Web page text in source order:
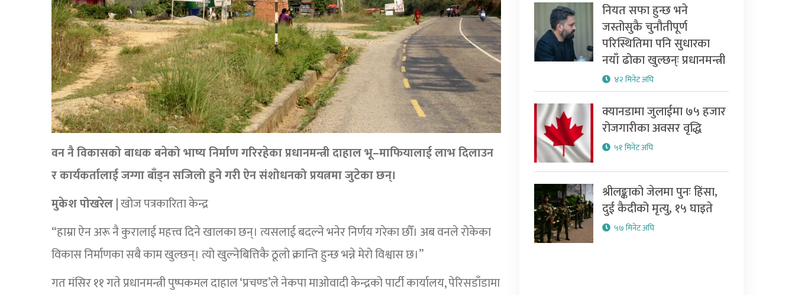
वन नै विकासको बाधक बनेको भाष्य निर्माण गरिरहेका प्रधानमन्त्री दाहाल भू–माफियालाई लाभ दिलाउन
र कार्यकर्तालाई जग्गा बाँड्न सजिलो हुने गरी ऐन संशोधनको प्रयत्नमा जुटेका छन्।
मुकेश पोखरेल| खोज पत्रकारिता केन्द्र
“हाम्रा ऐन अरू नै कुरालाई महत्त्व दिने खालका छन्। त्यसलाई बदल्ने भनेर निर्णय गरेका छौँ। अब वनले रोकेका
विकास निर्माणका सबै काम खुल्छन्। त्यो खुल्नेबित्तिकै ठूलो क्रान्ति हुन्छ भन्ने मेरो विश्वास छ।”
गत मंसिर ११ गते प्रधानमन्त्री पुष्पकमल दाहाल ‘प्रचण्ड’ले नेकपा माओवादी केन्द्रको पार्टी कार्यालय, पेरिसडाँडामा
नियत सफा हुन्छ भने
जस्तोसुकै चुनौतीपूर्ण
परिस्थितिमा पनि सुधारका
नयाँ ढोका खुल्छन्ः प्रधानमन्त्री
४२ मिनेट अघि
क्यानडामा जुलाईमा ७५ हजार
रोजगारीका अवसर वृद्धि
५१ मिनेट अघि
श्रीलङ्काको जेलमा पुनः हिंसा,
दुई कैदीको मृत्यु, १५ घाइते
५७ मिनेट अघि